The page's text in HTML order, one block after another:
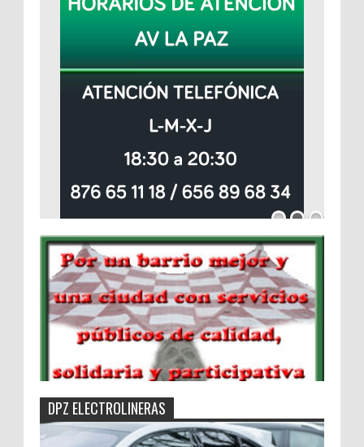
DPZ ELECTROLINERAS